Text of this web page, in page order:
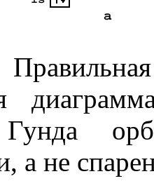
а не